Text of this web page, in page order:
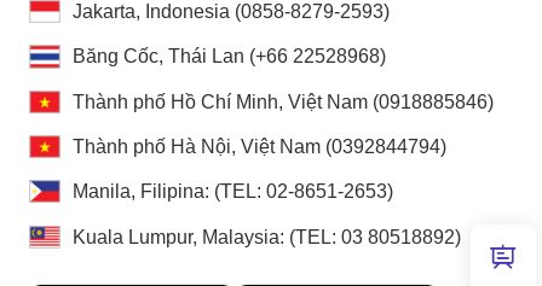
Jakarta, Indonesia (0858-8279-2593)
Băng Cốc, Thái Lan (+66 22528968)
Thành phố Hồ Chí Minh, Việt Nam (0918885846)
Thành phố Hà Nội, Việt Nam (0392844794)
Manila, Filipina: (TEL: 02-8651-2653)
Kuala Lumpur, Malaysia: (TEL: 03 80518892)